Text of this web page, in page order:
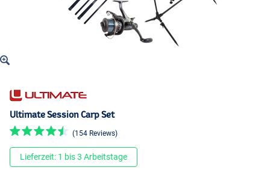
Ultimate Session Carp Set
(154 Reviews)
Lieferzeit: 1 bis 3 Arbeitstage